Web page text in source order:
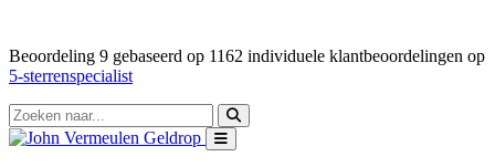
Beoordeling 9 gebaseerd op 1162 individuele klantbeoordelingen op
5-sterrenspecialist